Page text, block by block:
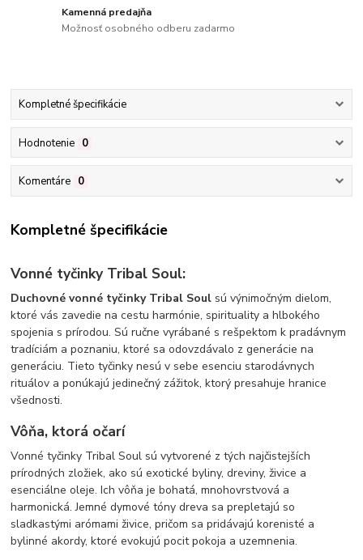
Kamenná predajňa
Možnosť osobného odberu zadarmo
Kompletné špecifikácie
Hodnotenie 0
Komentáre 0
Kompletné špecifikácie
Vonné tyčinky Tribal Soul:
Duchovné vonné tyčinky Tribal Soul sú výnimočným dielom,
ktoré vás zavedie na cestu harmónie, spirituality a hlbokého
spojenia s prírodou. Sú ručne vyrábané s rešpektom k pradávnym
tradíciám a poznaniu, ktoré sa odovzdávalo z generácie na
generáciu. Tieto tyčinky nesú v sebe esenciu starodávnych
rituálov a ponúkajú jedinečný zážitok, ktorý presahuje hranice
všednosti.
Vôňa, ktorá očarí
Vonné tyčinky Tribal Soul sú vytvorené z tých najčistejších
prírodných zložiek, ako sú exotické byliny, dreviny, živice a
esenciálne oleje. Ich vôňa je bohatá, mnohovrstvová a
harmonická. Jemné dymové tóny dreva sa prepletajú so
sladkastými arómami živice, pričom sa pridávajú korenisté a
bylinné akordy, ktoré evokujú pocit pokoja a uzemnenia.